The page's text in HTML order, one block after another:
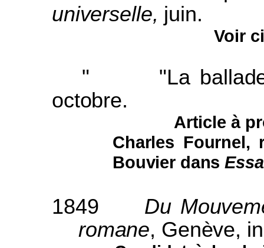
universelle, juin.
Voir
"
"La
octobre.
Article à
Charles Fournel,
Bouvier dans
1849
Du
romane, Genève,